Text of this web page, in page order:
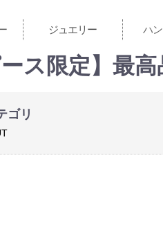
ジュエリー ハ
ース限定】最
ゴリ